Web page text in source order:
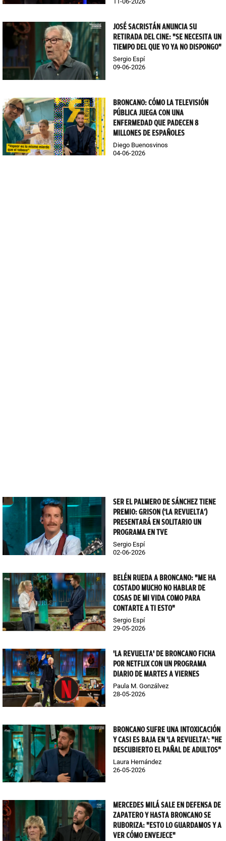
JOSÉ SACRISTÁN ANUNCIA SU
RETIRADA DEL CINE: "SE NECESITA UN
TIEMPO DEL QUE YO YA NO DISPONGO"
Sergio Espí
09-06-2026
BRONCANO: CÓMO LA TELEVISIÓN
PÚBLICA JUEGA CON UNA
ENFERMEDAD QUE PADECEN 8
MILLONES DE ESPAÑOLES
Diego Buenosvinos
04-06-2026
SER EL PALMERO DE SÁNCHEZ TIENE
PREMIO: GRISON (‘LA REVUELTA’)
PRESENTARÁ EN SOLITARIO UN
PROGRAMA EN TVE
Sergio Espí
02-06-2026
BELÉN RUEDA A BRONCANO: "ME HA
COSTADO MUCHO NO HABLAR DE
COSAS DE MI VIDA COMO PARA
CONTARTE A TI ESTO"
Sergio Espí
29-05-2026
'LA REVUELTA' DE BRONCANO FICHA
POR NETFLIX CON UN PROGRAMA
DIARIO DE MARTES A VIERNES
Paula M. Gonzálvez
28-05-2026
BRONCANO SUFRE UNA INTOXICACIÓN
Y CASI ES BAJA EN 'LA REVUELTA': "HE
DESCUBIERTO EL PAÑAL DE ADULTOS"
Laura Hernández
26-05-2026
MERCEDES MILÁ SALE EN DEFENSA DE
ZAPATERO Y HASTA BRONCANO SE
RUBORIZA: "ESTO LO GUARDAMOS Y A
VER CÓMO ENVEJECE"